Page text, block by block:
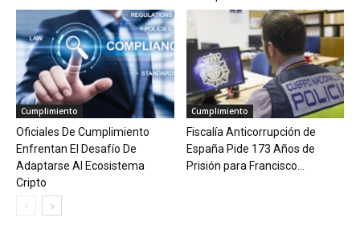
Cumplimiento
Oficiales De Cumplimiento
Enfrentan El Desafío De
Adaptarse Al Ecosistema
Cripto
Cumplimiento
Fiscalía Anticorrupción de
España Pide 173 Años de
Prisión para Francisco...